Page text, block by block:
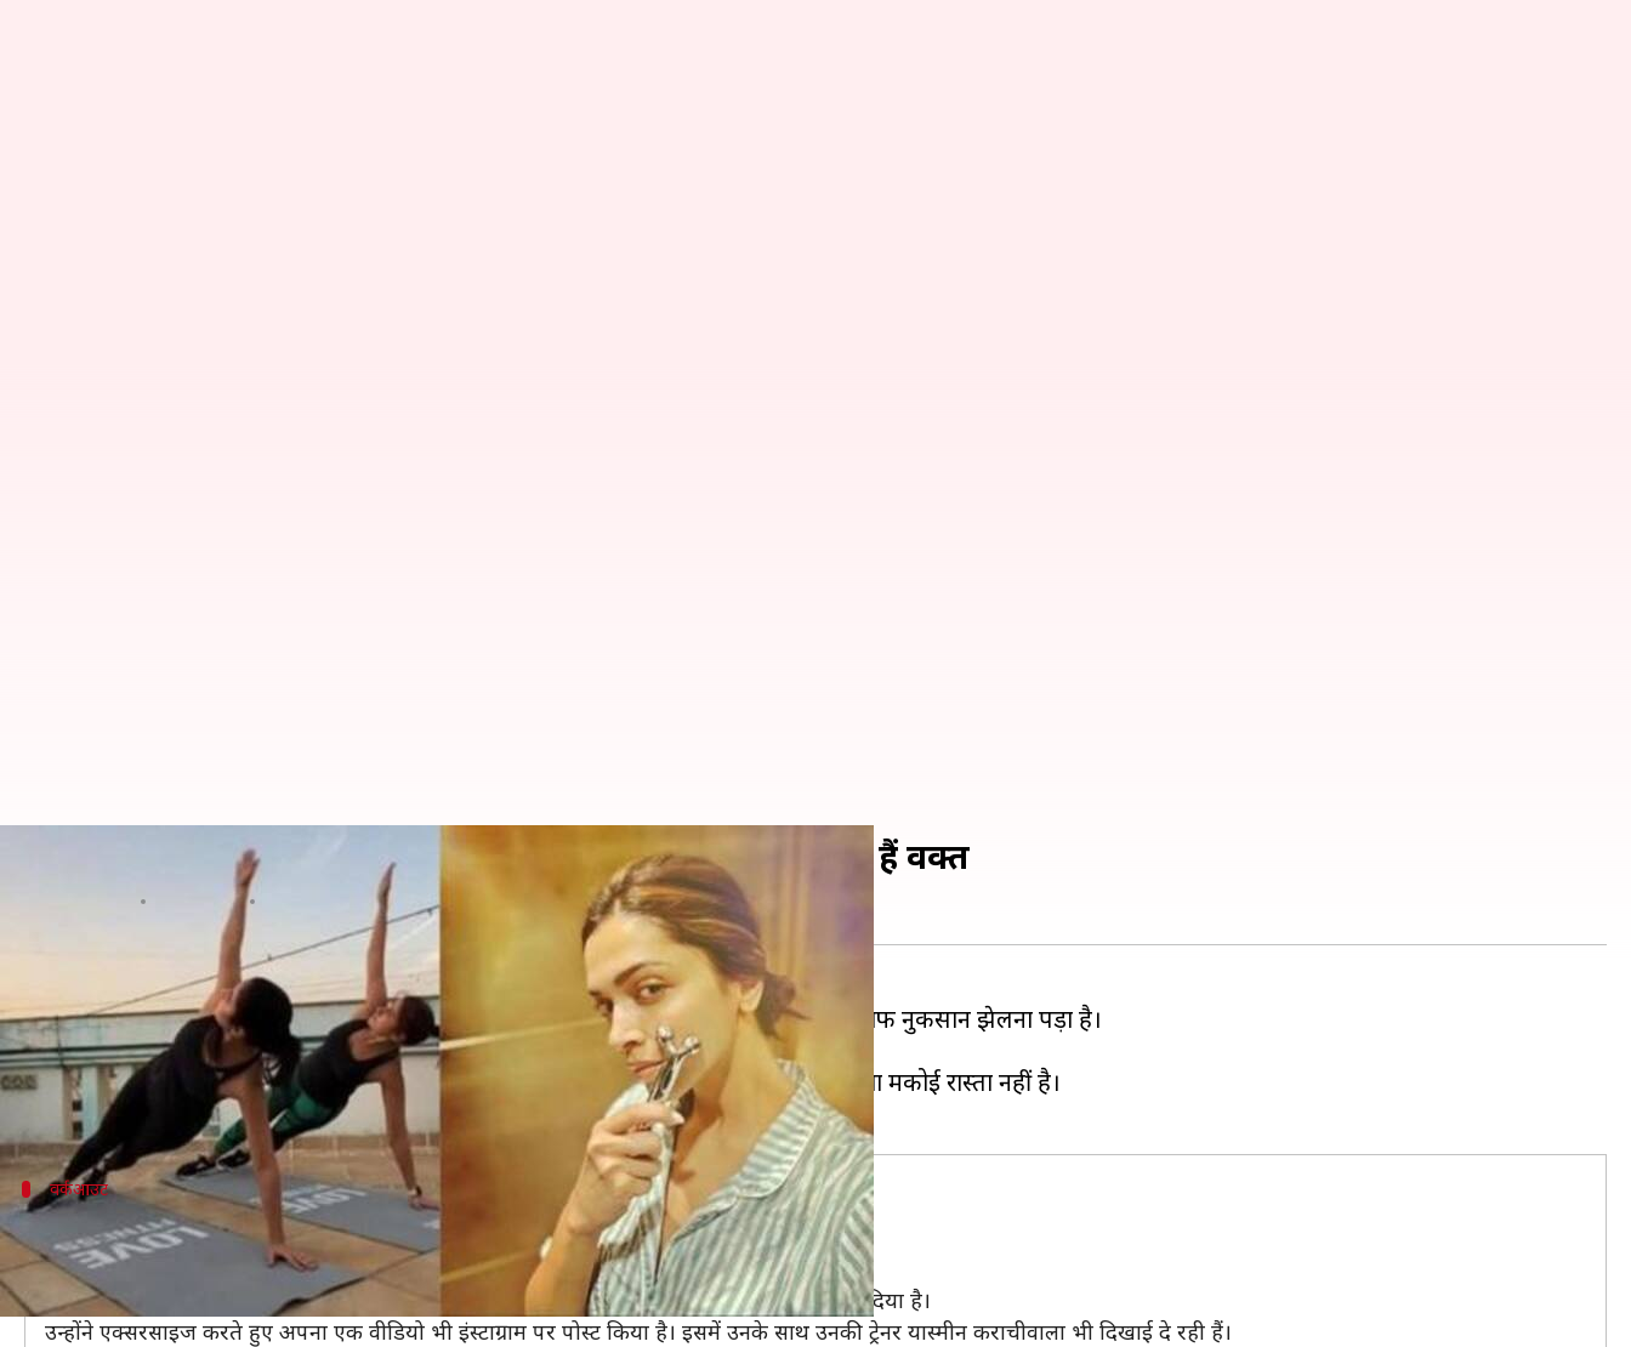
कोरोना वायरस से घबराए फिल्मी सितारे इस तरह घर में बिता रहे हैं वक्त
Mar 19, 2020
कोरोना वायरस की वजह से दुनियाभर की अर्थव्यवस्था प्रभावित हुई है। ऐसे में फिल्म इंडस्ट्री को भी काफी नुकसान झेलना पड़ा है।
वहीं देशभर में इस महामारी से बचाव के चलते आवाजाही बंद कर दी गई है।
फिल्मी हस्तियां हमेशा शूटिंग और प्रमोशन में व्यस्त रहती थीं अब उनके पास भी घर में रहने के अलावा मकोई रास्ता नहीं है।
वर्कआउट
कटरीना कैफ ने घर में ही शुरू किया वर्कआउट
कटरीना कैफ इंडस्ट्री अपनी फिटनेस के साथ कोई समझौता नहीं करती।
कोरोना वायरस की वजह से जिम बंद होने के बाद उन्होंने अपने घर की छत पर वर्कआउट करना शुरू कर दिया है।
उन्होंने एक्सरसाइज करते हुए अपना एक वीडियो भी इंस्टाग्राम पर पोस्ट किया है। इसमें उनके साथ उनकी ट्रेनर यास्मीन कराचीवाला भी दिखाई दे रही हैं।